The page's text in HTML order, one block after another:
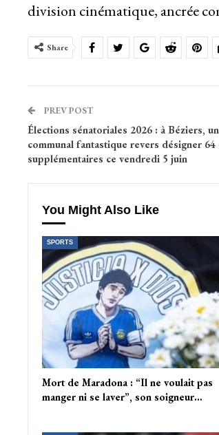
division cinématique, ancrée
Share
PREV POST
Élections sénatoriales 2026 : à Béziers,
communal fantastique revers désigner 64
supplémentaires ce vendredi 5 juin
You Might Also Like
SPORTS
Mort de Maradona : “Il ne voulait pas
manger ni se laver”, son soigneur…